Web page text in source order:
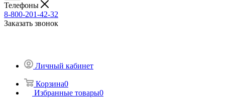
Телефоны
8-800-201-42-32
Заказать звонок
Личный кабинет
Корзина0
Избранные товары0